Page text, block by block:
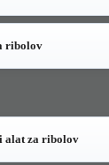
ribolov
alat za ribolov